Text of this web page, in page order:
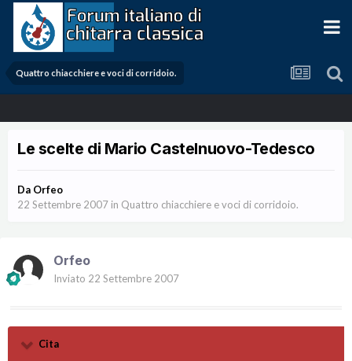
Quattro chiacchiere e voci di corridoio.
Le scelte di Mario Castelnuovo-Tedesco
Da Orfeo
22 Settembre 2007 in Quattro chiacchiere e voci di corridoio.
Orfeo
Inviato 22 Settembre 2007
Cita